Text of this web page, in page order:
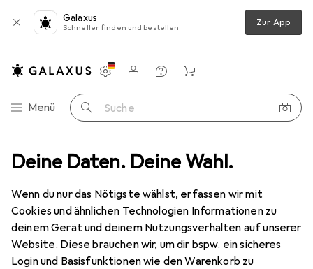
Deine Daten. Deine Wahl.
Wenn du nur das Nötigste wählst, erfassen wir mit
Cookies und ähnlichen Technologien Informationen zu
deinem Gerät und deinem Nutzungsverhalten auf unserer
Website. Diese brauchen wir, um dir bspw. ein sicheres
Login und Basisfunktionen wie den Warenkorb zu
Galaxus
Schneller finden und bestellen Zur App
Navigation nach Kategorien
Menü Suche
Einstellungen
Kundenkonto
Vergleichslisten
Merklisten
Warenkorb
+ Garten Bad + Sanitär Sanitärinstallation
Ausverkauf Ventil